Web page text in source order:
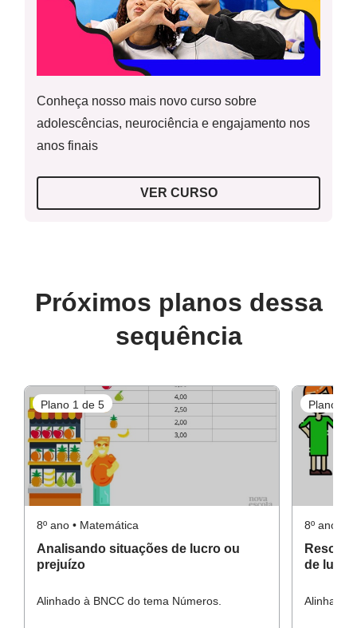
Resolução da Retomada
Resolução da Atividade Principal
Resolução da Atividade Complementar
Recursos necessários
Folha de papel A4 branca;
Atividades impressas em folhas, que poderão ser coladas
no caderno.
Calculadora ou não.
Conheça nosso mais novo curso sobre
adolescências, neurociência e engajamento nos
anos finais
VER CURSO
Próximos planos dessa
sequência
Plano 1 de 5
8º ano • Matemática
Analisando situações de lucro ou
prejuízo
Alinhado à BNCC do tema Números.
Plano 2
8º ano •
de lucro
Alinhado